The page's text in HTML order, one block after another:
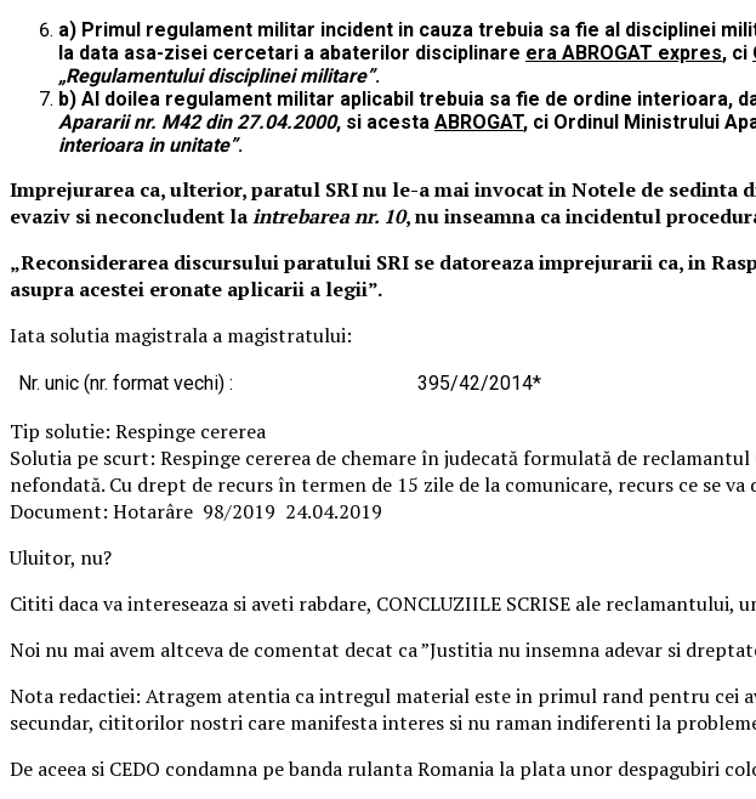
a) Primul regulament militar incident in cauza trebuia sa fie al disciplinei
la data asa-zisei cercetari a abaterilor disciplinare era ABROGAT expres, ci
„Regulamentului disciplinei militare”.
b) Al doilea regulament militar aplicabil trebuia sa fie de ordine interioara,
Apararii nr. M42 din 27.04.2000, si acesta ABROGAT, ci Ordinul Ministrului
interioara in unitate”.
Imprejurarea ca, ulterior, paratul SRI nu le-a mai invocat in Notele de sedinta
evaziv si neconcludent laintrebarea nr. 10, nu inseamna ca incidentul
„Reconsiderarea discursului paratului SRI se datoreaza imprejurarii ca, in
asupra acestei eronate aplicarii a legii”.
Iata solutia magistrala a magistratului:
Nr. unic (nr. format vechi) : 395/42/2014*
Tip solutie: Respinge cererea
Solutia pe scurt: Respinge cererea de chemare în judecată formulată de
nefondată. Cu drept de recurs în termen de 15 zile de la comunicare, recurs ce se
Document: Hotarâre 98/2019 24.04.2019
Uluitor, nu?
Cititi daca va intereseaza si aveti rabdare, CONCLUZIILE SCRISE ale reclamantului,
Noi nu mai avem altceva de comentat decat ca ”Justitia nu insemna adevar si
Nota redactiei: Atragem atentia ca intregul material este in primul rand pentru cei
secundar, cititorilor nostri care manifesta interes si nu raman indiferenti la
De aceea si CEDO condamna pe banda rulanta Romania la plata unor despagubiri